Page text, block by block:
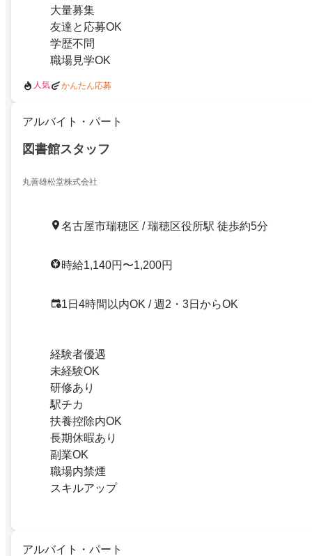
大量募集
友達と応募OK
学歴不問
職場見学OK
人気 かんたん応募
アルバイト・パート
図書館スタッフ
丸善雄松堂株式会社
名古屋市瑞穂区 / 瑞穂区役所駅 徒歩約5分
時給1,140円〜1,200円
1日4時間以内OK / 週2・3日からOK
経験者優遇
未経験OK
研修あり
駅チカ
扶養控除内OK
長期休暇あり
副業OK
職場内禁煙
スキルアップ
アルバイト・パート